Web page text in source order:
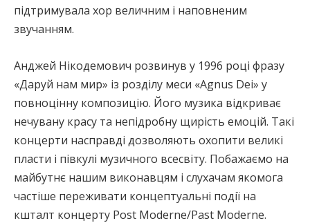
підтримувала хор величним і наповненим
звучанням.
Анджей Нікодемович розвинув у 1996 році фразу
«Даруй нам мир» із розділу меси «Agnus Dei» у
повноцінну композицію. Його музика відкриває
нечувану красу та непідробну щирість емоцій. Такі
концерти насправді дозволяють охопити великі
пласти і півкулі музичного всесвіту. Побажаємо на
майбутнє нашим виконавцям і слухачам якомога
частіше переживати концептуальні події на
кшталт концерту Post Moderne/Past Moderne.